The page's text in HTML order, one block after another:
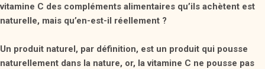
vitamine C des compléments alimentaires qu’ils achètent est
naturelle, mais qu’en-est-il réellement ?
Un produit naturel, par définition, est un produit qui pousse
naturellement dans la nature, or, la vitamine C ne pousse pas